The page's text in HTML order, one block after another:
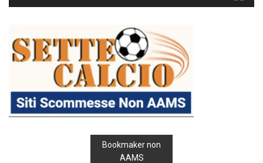
Bookmaker non
AAMS